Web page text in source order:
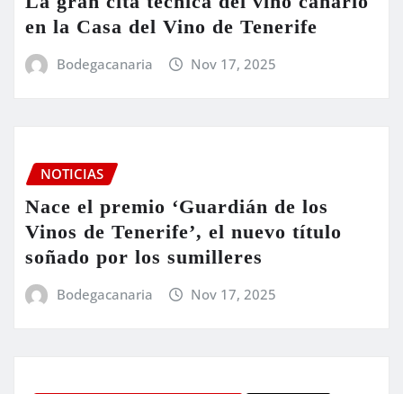
en la Casa del Vino de Tenerife
Bodegacanaria Nov 17, 2025
NOTICIAS
Nace el premio ‘Guardián de los
Vinos de Tenerife’, el nuevo título
soñado por los sumilleres
Bodegacanaria Nov 17, 2025